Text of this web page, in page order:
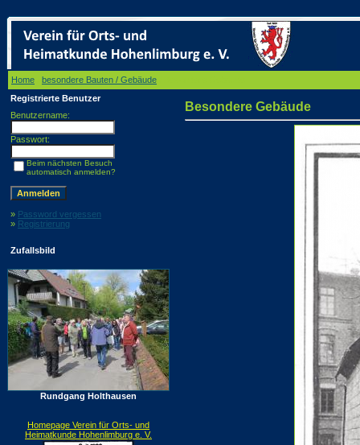
Home besondere Bauten / Gebäude
Registrierte Benutzer
Benutzername:
Passwort:
Beim nächsten Besuch
automatisch anmelden?
» Password vergessen
» Registrierung
Zufallsbild
Rundgang Holthausen
Homepage Verein für Orts- und
Heimatkunde Hohenlimburg e. V.
Besondere Gebäude